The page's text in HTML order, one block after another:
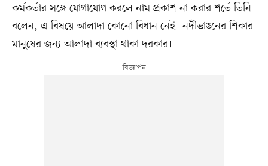
কর্মকর্তার সঙ্গে যোগাযোগ করলে নাম প্রকাশ না করার শর্তে তিনি
বলেন, এ বিষয়ে আলাদা কোনো বিধান নেই। নদীভাঙনের শিকার
মানুষের জন্য আলাদা ব্যবস্থা থাকা দরকার।